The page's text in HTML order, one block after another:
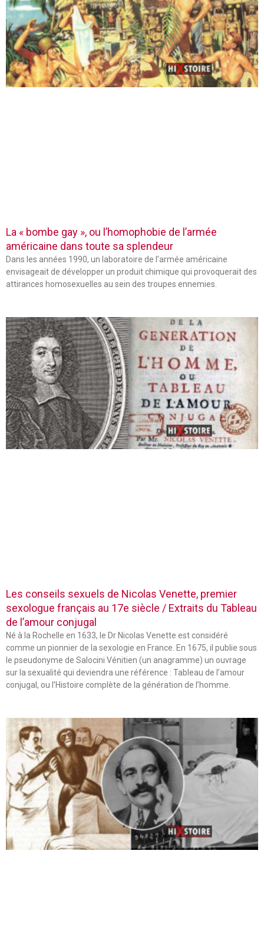
La « bombe gay », ou l’homophobie de l’armée
américaine dans toute sa splendeur
Dans les années 1990, un laboratoire de l’armée américaine
envisageait de développer un produit chimique qui provoquerait des
attirances homosexuelles au sein des troupes ennemies.
Les conseils sexuels de Nicolas Venette, premier
sexologue français au 17e siècle / Extraits du Tableau
de l’amour conjugal
Né à la Rochelle en 1633, le Dr Nicolas Venette est considéré
comme un pionnier de la sexologie en France. En 1675, il publie sous
le pseudonyme de Salocini Vénitien (un anagramme) un ouvrage
sur la sexualité qui deviendra une référence : Tableau de l’amour
conjugal, ou l’Histoire complète de la génération de l’homme.